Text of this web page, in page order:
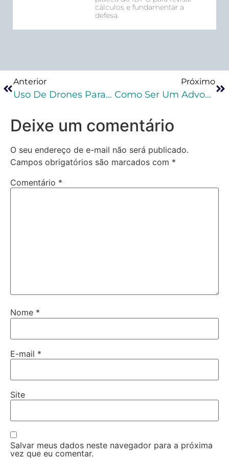
cálculos e fundamentar a
defesa.
Anterior
Uso De Drones Para Arremessar Objetos Dentro De Presídios Pode Virar Crime
Próximo
Como Ser Um Advogado Criminalista Especialista?
Deixe um comentário
O seu endereço de e-mail não será publicado.
Campos obrigatórios são marcados com *
Comentário *
Nome *
E-mail *
Site
Salvar meus dados neste navegador para a próxima
vez que eu comentar.